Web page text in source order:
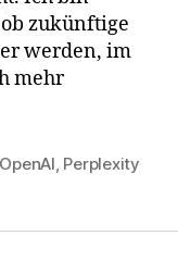
zukünftige
werden, im
mehr
OpenAI, Perplexity